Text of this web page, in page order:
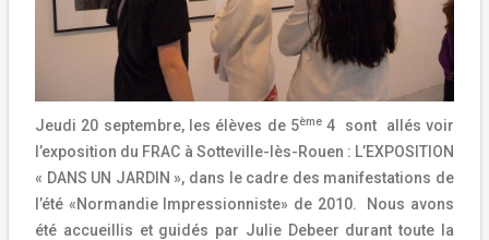
Jeudi 20 septembre, les élèves de 5ème 4 sont
allés voir
l’exposition du FRAC à Sotteville-lès-Rouen : L’EXPOSITION
« DANS UN JARDIN », dans le cadre des manifestations de
l’été «Normandie Impressionniste» de 2010.
Nous avons
été accueillis et guidés par Julie Debeer durant toute la